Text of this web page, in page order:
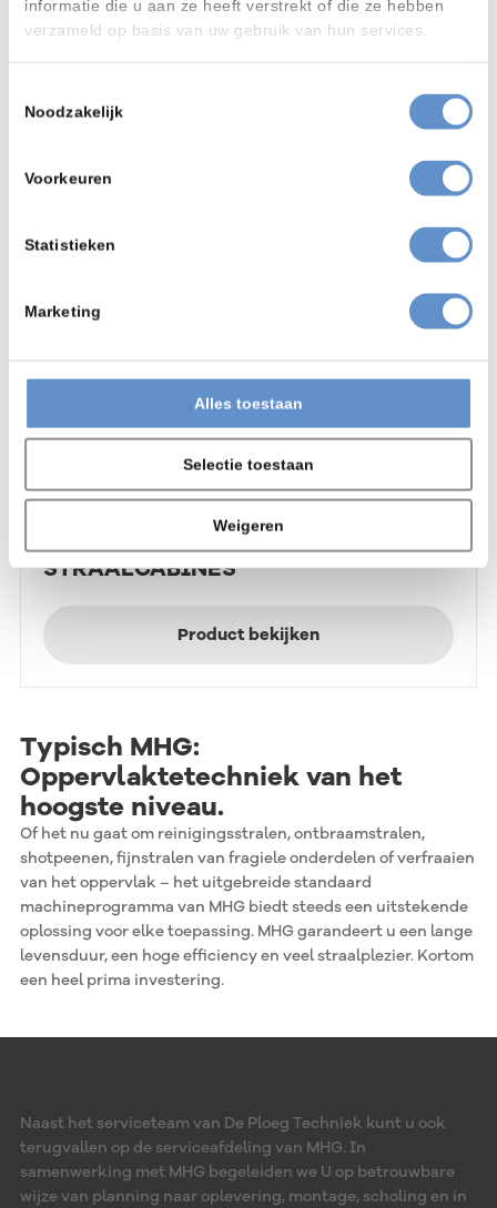
informatie die u aan ze heeft verstrekt of die ze hebben
verzameld op basis van uw gebruik van hun services.
Noodzakelijk
Voorkeuren
Statistieken
Marketing
Alles toestaan
Selectie toestaan
Weigeren
3D Finishing Straalcabines
Straalmachines
Stralen met perslucht
MHG CABINES VOOR 3D FINISHING
Injector stralen Straalcabines
Straalmachines
ERGONOMISCHE MHG
STRAALCABINES
Product bekijken
Typisch MHG:
Oppervlaktetechniek van het
hoogste niveau.
Of het nu gaat om reinigingsstralen, ontbraamstralen,
shotpeenen, fijnstralen van fragiele onderdelen of verfraaien
van het oppervlak – het uitgebreide standaard
machineprogramma van MHG biedt steeds een uitstekende
oplossing voor elke toepassing. MHG garandeert u een lange
levensduur, een hoge efficiency en veel straalplezier. Kortom
een heel prima investering.
Naast het serviceteam van De Ploeg Techniek kunt u ook
terugvallen op de serviceafdeling van MHG. In
samenwerking met MHG begeleiden we U op betrouwbare
wijze van planning naar oplevering, montage, scholing en in